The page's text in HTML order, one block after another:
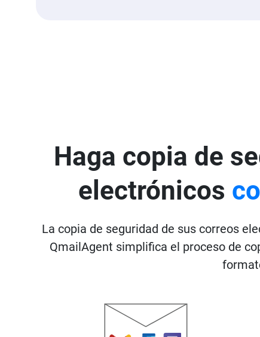
Haga copia de
electrónicos
La copia de seguridad de sus correos
QmailAgent simplifica el proceso de